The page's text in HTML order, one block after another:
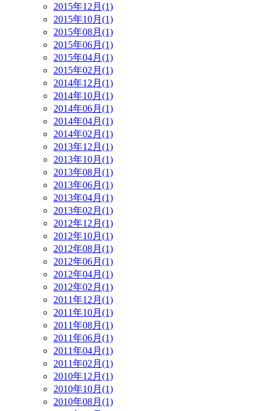
2015年12月(1)
2015年10月(1)
2015年08月(1)
2015年06月(1)
2015年04月(1)
2015年02月(1)
2014年12月(1)
2014年10月(1)
2014年06月(1)
2014年04月(1)
2014年02月(1)
2013年12月(1)
2013年10月(1)
2013年08月(1)
2013年06月(1)
2013年04月(1)
2013年02月(1)
2012年12月(1)
2012年10月(1)
2012年08月(1)
2012年06月(1)
2012年04月(1)
2012年02月(1)
2011年12月(1)
2011年10月(1)
2011年08月(1)
2011年06月(1)
2011年04月(1)
2011年02月(1)
2010年12月(1)
2010年10月(1)
2010年08月(1)